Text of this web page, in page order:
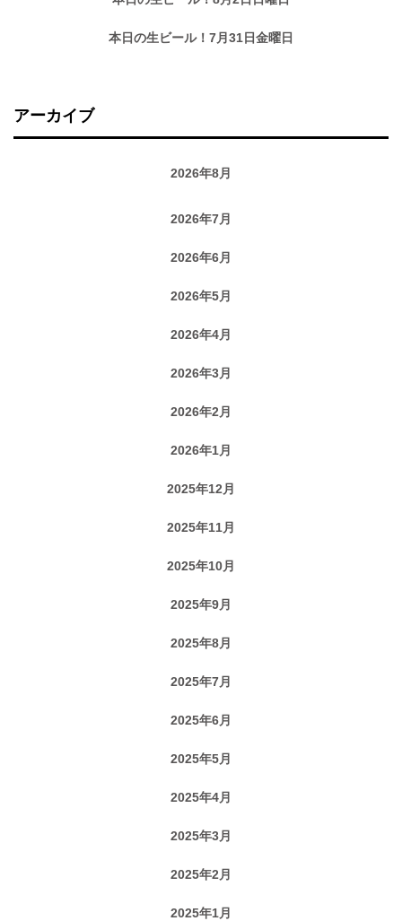
本日の生ビール！7月31日金曜日
アーカイブ
2026年8月
2026年7月
2026年6月
2026年5月
2026年4月
2026年3月
2026年2月
2026年1月
2025年12月
2025年11月
2025年10月
2025年9月
2025年8月
2025年7月
2025年6月
2025年5月
2025年4月
2025年3月
2025年2月
2025年1月